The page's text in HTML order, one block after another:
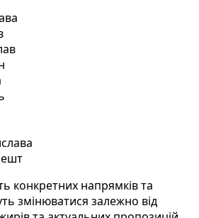
конкретних напрямків та
змінюватися залежно від